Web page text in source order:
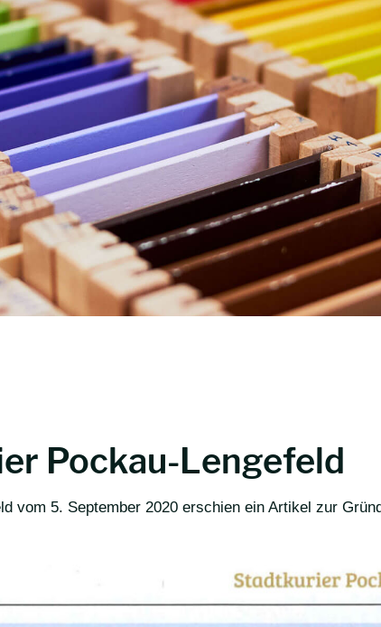
Pockau-Lengefeld
vom 5. September 2020 erschien ein Artikel zur